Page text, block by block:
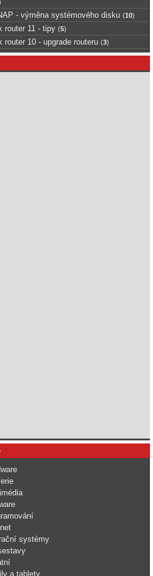
- výměna systémového disku (10)
router 11 - tipy (5)
router 10 - upgrade routeru (3)
systémy
a tablety